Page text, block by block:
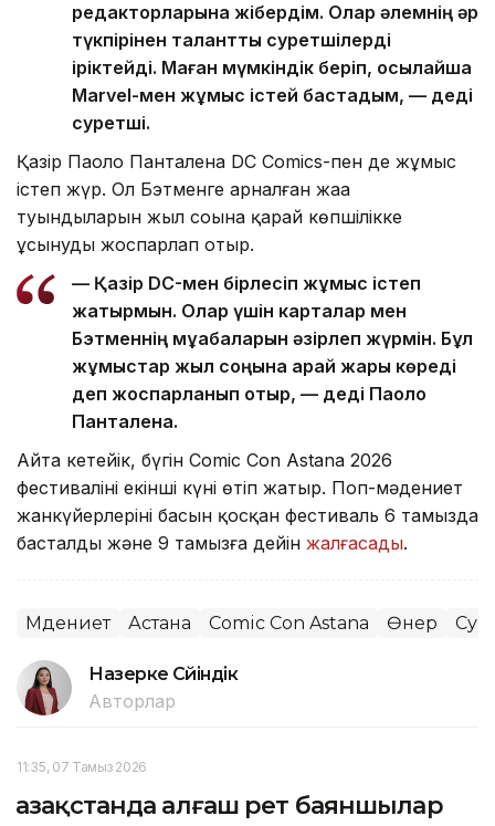
редакторларына жібердім. Олар әлемнің әр
түкпірінен талантты суретшілерді
іріктейді. Маған мүмкіндік беріп, осылайша
Marvel-мен жұмыс істей бастадым, — деді
суретші.
Қазір Паоло Панталена DC Comics-пен де жұмыс
істеп жүр. Ол Бэтменге арналған жаңа
туындыларын жыл соңына қарай көпшілікке
ұсынуды жоспарлап отыр.
— Қазір DC-мен бірлесіп жұмыс істеп
жатырмын. Олар үшін карталар мен
Бэтменнің мұқабаларын әзірлеп жүрмін. Бұл
жұмыстар жыл соңына қарай жарық көреді
деп жоспарланып отыр, — деді Паоло
Панталена.
Айта кетейік, бүгін Comic Con Astana 2026
фестивалінің екінші күні өтіп жатыр. Поп-мәдениет
жанкүйерлерінің басын қосқан фестиваль 6 тамызда
басталды және 9 тамызға дейін жалғасады.
Мәдениет Астана Comic Con Astana Өнер
Назерке Сүйіндік
Авторлар
11:35, 07 Тамыз 2026
Қазақстанда алғаш рет баяншылар